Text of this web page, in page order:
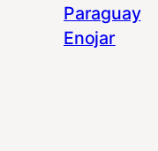
Paraguay
Enojar